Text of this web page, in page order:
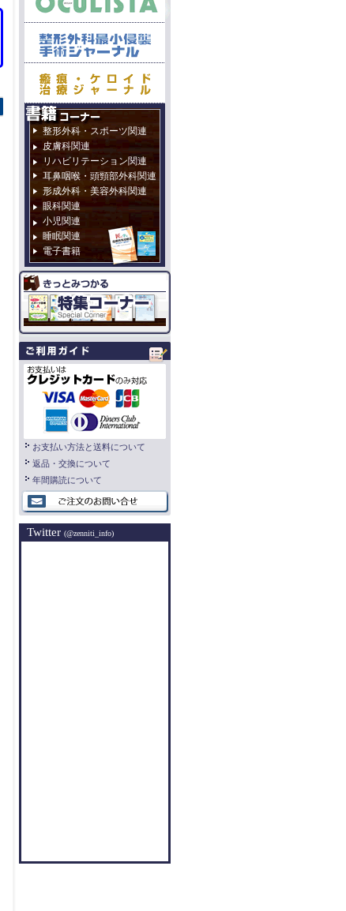
整形外科・スポーツ関連
皮膚科関連
リハビリテーション関連
耳鼻咽喉・頭頸部外科関連
形成外科・美容外科関連
眼科関連
小児関連
睡眠関連
電子書籍
お支払い方法と送料について
返品・交換について
年間購読について
Twitter (@zenniti_info)